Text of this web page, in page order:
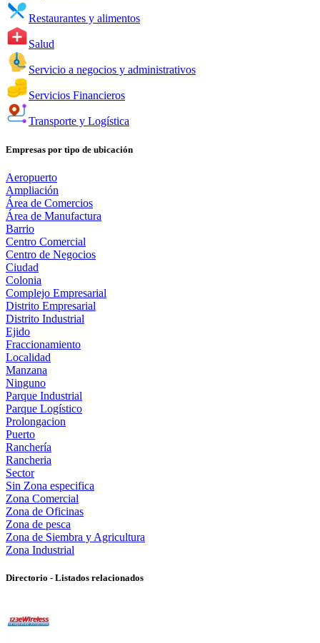
Restaurantes y alimentos
Salud
Servicio a negocios y administrativos
Servicios Financieros
Transporte y Logística
Empresas por tipo de ubicación
Aeropuerto
Ampliación
Área de Comercios
Área de Manufactura
Barrio
Centro Comercial
Centro de Negocios
Ciudad
Colonia
Complejo Empresarial
Distrito Empresarial
Distrito Industrial
Ejido
Fraccionamiento
Localidad
Manzana
Ninguno
Parque Industrial
Parque Logístico
Prolongacion
Puerto
Ranchería
Rancheria
Sector
Sin Zona especifica
Zona Comercial
Zona de Oficinas
Zona de pesca
Zona de Siembra y Agricultura
Zona Industrial
Directorio - Listados relacionados